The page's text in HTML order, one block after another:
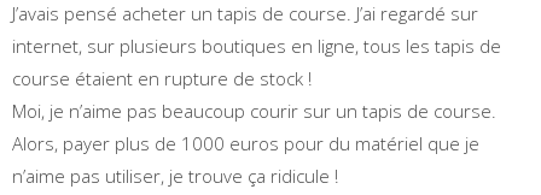
J’avais pensé acheter un tapis de course. J’ai regardé sur
internet, sur plusieurs boutiques en ligne, tous les tapis de
course étaient en rupture de stock !
Moi, je n’aime pas beaucoup courir sur un tapis de course.
Alors, payer plus de 1000 euros pour du matériel que je
n’aime pas utiliser, je trouve ça ridicule !